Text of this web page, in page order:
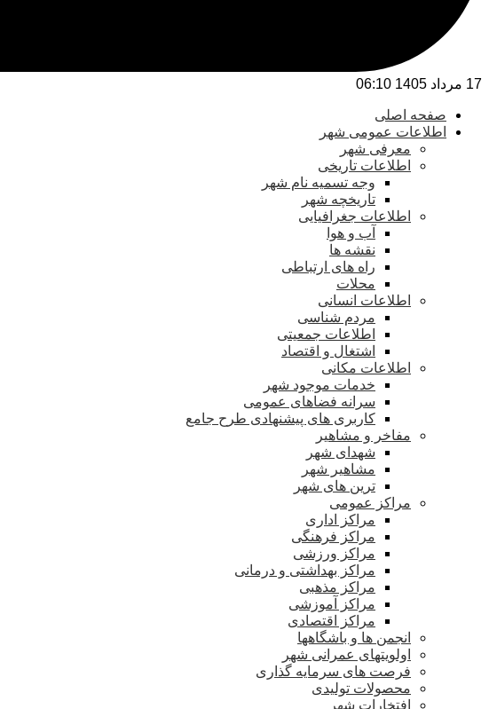
17 مرداد 1405 06:10
صفحه اصلی
اطلاعات عمومی شهر
معرفی شهر
اطلاعات تاریخی
وجه تسمیه نام شهر
تاریخچه شهر
اطلاعات جغرافیایی
آب و هوا
نقشه ها
راه های ارتباطی
محلات
اطلاعات انسانی
مردم شناسی
اطلاعات جمعیتی
اشتغال و اقتصاد
اطلاعات مکانی
خدمات موجود شهر
سرانه فضاهای عمومی
کاربری های پیشنهادی طرح جامع
مفاخر و مشاهیر
شهدای شهر
مشاهیر شهر
ترین های شهر
مراکز عمومی
مراکز اداری
مراکز فرهنگی
مراکز ورزشی
مراکز بهداشتی و درمانی
مراکز مذهبی
مراکز آموزشی
مراکز اقتصادی
انجمن ها و باشگاهها
اولویتهای عمرانی شهر
فرصت های سرمایه گذاری
محصولات تولیدی
افتخارات شهر